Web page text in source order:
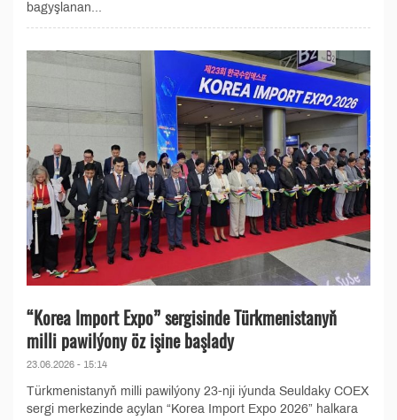
bagyşlanan...
“Korea Import Expo” sergisinde Türkmenistanyň
milli pawilýony öz işine başlady
23.06.2026 - 15:14
Türkmenistanyň milli pawilýony 23-nji iýunda Seuldaky COEX
sergi merkezinde açylan “Korea Import Expo 2026” halkara